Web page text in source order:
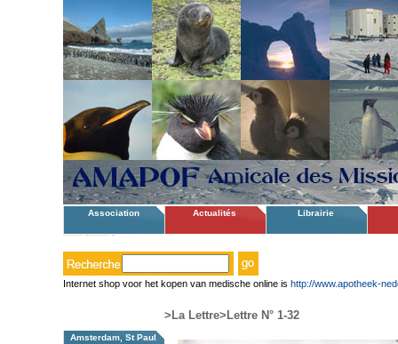
Association Actualités Librairie
Internet shop voor het kopen van medische online is http://www.apotheek-
>La Lettre>Lettre N° 1-32
Amsterdam, St Paul